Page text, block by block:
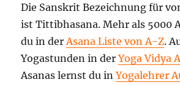
Die Sanskrit Bezeichnung für
ist Tittibhasana. Mehr als 5000
du in der Asana Liste von A-Z.
Yogastunden in derYoga Vidya
Asanas lernst du inYogalehrer